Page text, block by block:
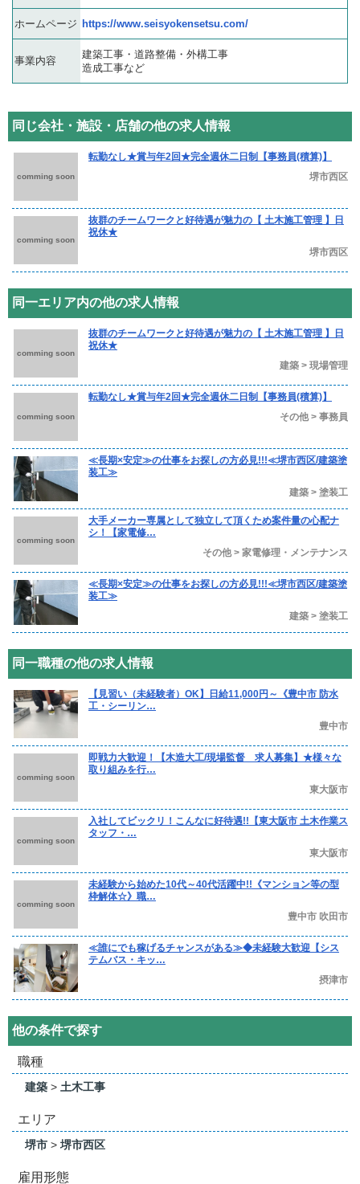
ホームページ https://www.seisyokensetsu.com/
事業内容
建築工事・道路整備・外構工事
造成工事など
同じ会社・施設・店舗の他の求人情報
comming soon
転勤なし★賞与年2回★完全週休二日制【事務員(積算)】
堺市西区
comming soon
抜群のチームワークと好待遇が魅力の【 土木施工管理 】日
祝休★
堺市西区
同一エリア内の他の求人情報
comming soon
抜群のチームワークと好待遇が魅力の【 土木施工管理 】日
祝休★
建築 > 現場管理
comming soon
転勤なし★賞与年2回★完全週休二日制【事務員(積算)】
その他 > 事務員
≪長期×安定≫の仕事をお探しの方必見!!!≪堺市西区/建築塗
装工≫
建築 > 塗装工
comming soon
大手メーカー専属として独立して頂くため案件量の心配ナ
シ！【家電修…
その他 > 家電修理・メンテナンス
≪長期×安定≫の仕事をお探しの方必見!!!≪堺市西区/建築塗
装工≫
建築 > 塗装工
同一職種の他の求人情報
【見習い（未経験者）OK】日給11,000円～《豊中市 防水
工・シーリン…
豊中市
comming soon
即戦⼒⼤歓迎！【⽊造⼤⼯/現場監督 求人募集】★様々な
取り組みを⾏…
東大阪市
comming soon
入社してビックリ！こんなに好待遇!!【東大阪市 土木作業ス
タッフ・…
東大阪市
comming soon
未経験から始めた10代～40代活躍中!!《マンション等の型
枠解体☆》職…
豊中市 吹田市
≪誰にでも稼げるチャンスがある≫◆未経験大歓迎【シス
テムバス・キッ…
摂津市
他の条件で探す
職種
建築 > 土木工事
エリア
堺市 > 堺市西区
雇用形態